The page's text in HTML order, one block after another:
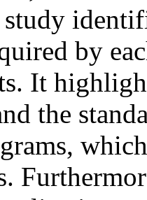
by
It
the